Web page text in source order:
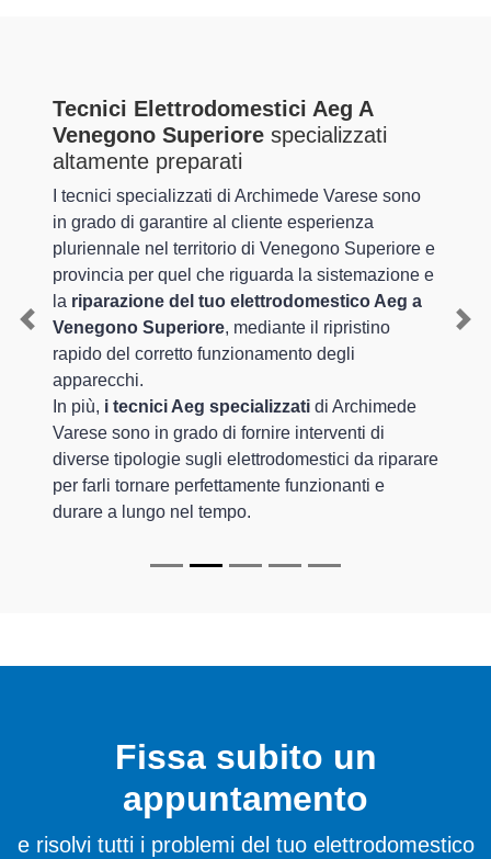
Tecnici Elettrodomestici Aeg A
Venegono Superiore specializzati
altamente preparati
I tecnici specializzati di Archimede Varese sono
in grado di garantire al cliente esperienza
pluriennale nel territorio di Venegono Superiore e
provincia per quel che riguarda la sistemazione e
la riparazione del tuo elettrodomestico Aeg a
Venegono Superiore, mediante il ripristino
rapido del corretto funzionamento degli
apparecchi.
In più, i tecnici Aeg specializzati di Archimede
Varese sono in grado di fornire interventi di
diverse tipologie sugli elettrodomestici da riparare
per farli tornare perfettamente funzionanti e
durare a lungo nel tempo.
Previous
Fissa subito un
appuntamento
e risolvi tutti i problemi del tuo elettrodomestico